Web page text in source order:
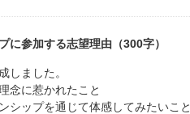
に参加する志望理由（300字）
しました。
念に惹かれたこと
シップを通じて体感してみたいこと